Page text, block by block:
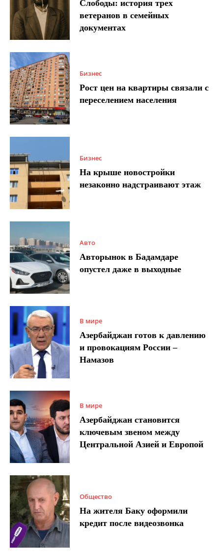
Слободы: история трех
ветеранов в семейных
документах
Бизнес
Рост цен на квартиры связали с
переселением населения
Бизнес
На крыше новостройки
незаконно надстраивают этаж
Авто
Авторынок в Бадамдаре
опустел даже в выходные
В мире
Азербайджан готов к давлению
и провокациям России –
Намазов
В мире
Азербайджан становится
ключевым звеном между
Центральной Азией и Европой
Общество
На жителя Баку оформили
кредит после видеозвонка